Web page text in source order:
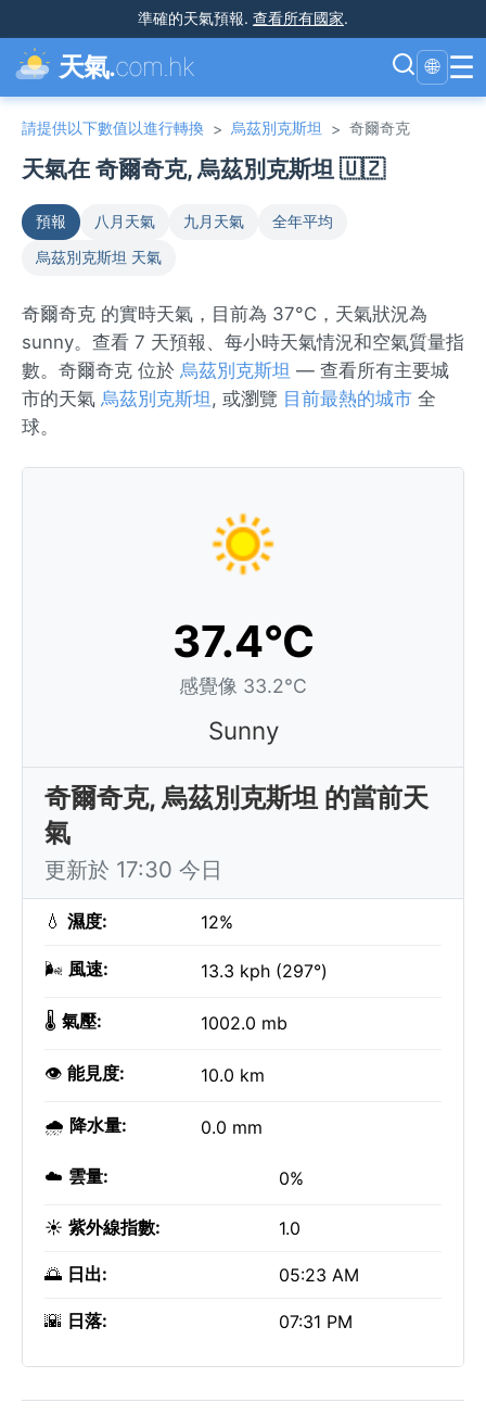
準確的天氣預報. 查看所有國家.
天氣.com.hk 🌐 ☰
請提供以下數值以進行轉換 > 烏茲別克斯坦 > 奇爾奇克
天氣在 奇爾奇克, 烏茲別克斯坦 🇺🇿
預報 八月天氣 九月天氣
全年平均
烏茲別克斯坦 天氣
奇爾奇克 的實時天氣，目前為 37°C，天氣狀況為
sunny。查看 7 天預報、每小時天氣情況和空氣質量指
數。奇爾奇克 位於 烏茲別克斯坦 — 查看所有主要城
市的天氣 烏茲別克斯坦, 或瀏覽 目前最熱的城市 全
球。
37.4°C
感覺像 33.2°C
Sunny
奇爾奇克, 烏茲別克斯坦 的當前天
氣
更新於 17:30 今日
💧 濕度: 12%
🌬️ 風速: 13.3 kph (297°)
🌡️ 氣壓: 1002.0 mb
👁️ 能見度: 10.0 km
🌧️ 降水量: 0.0 mm
☁️ 雲量: 0%
☀️ 紫外線指數: 1.0
🌅 日出: 05:23 AM
🌇 日落: 07:31 PM